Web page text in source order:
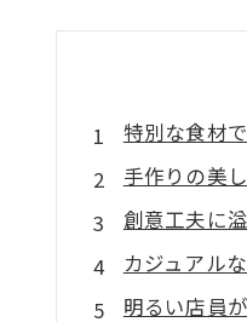
特別な食材
手作りの美
創意工夫に
カジュアル
明るい店員